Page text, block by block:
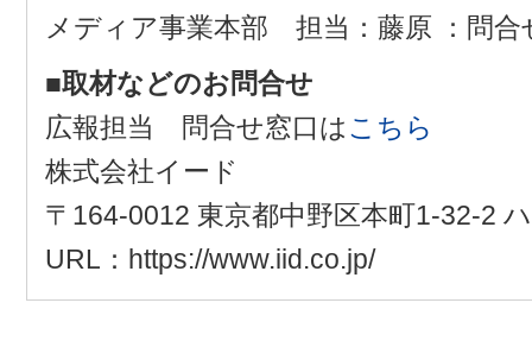
メディア事業本部 担当：藤原 ：問合
■取材などのお問合せ
広報担当 問合せ窓口はこちら
株式会社イード
〒164-0012 東京都中野区本町1-32-2
URL：https://www.iid.co.jp/